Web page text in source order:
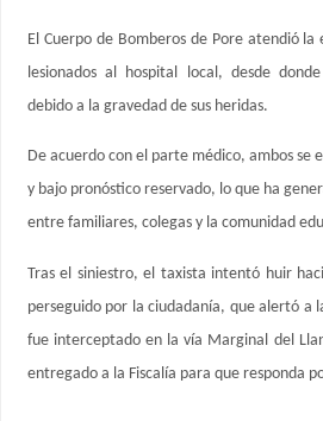
El Cuerpo de Bomberos de Pore atendió
lesionados al hospital local, desde
debido a la gravedad de sus heridas.
De acuerdo con el parte médico, ambos se
y bajo pronóstico reservado, lo que ha
entre familiares, colegas y la comunidad
Tras el siniestro, el taxista intentó huir
perseguido por la ciudadanía, que alertó a
fue interceptado en la vía Marginal del
entregado a la Fiscalía para que responda